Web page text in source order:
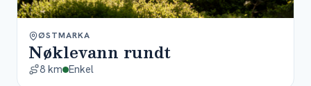
ØSTMARKA
Nøklevann rundt
8 km Enkel